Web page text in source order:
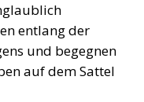
entlang der
und begegnen
auf dem Sattel